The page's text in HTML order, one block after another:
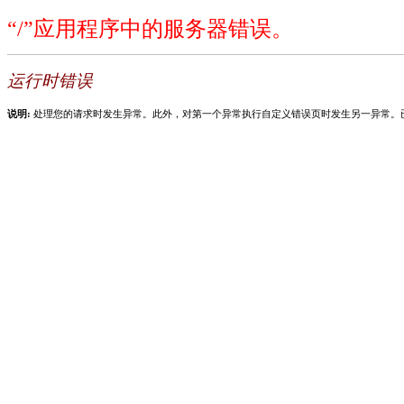
“/”应用程序中的服务器错误。
运行时错误
说明: 处理您的请求时发生异常。此外，对第一个异常执行自定义错误页时发生另一异常。